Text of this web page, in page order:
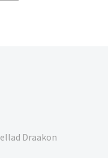
Draakon